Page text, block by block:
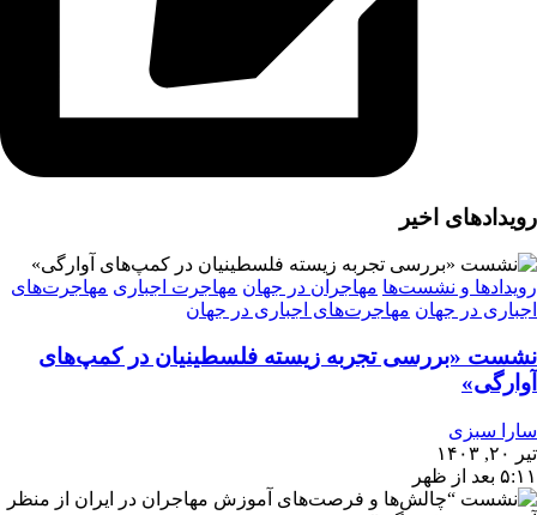
رویدادهای اخیر
رویدادها و نشست‌ها مهاجران در جهان مهاجرت اجباری مهاجرت‌های
اجباری در جهان مهاجرت‌های اجباری در جهان
نشست «بررسی تجربه‌ زیسته فلسطینیان در کمپ‌های
آوارگی»
سارا سبزی
تیر ۲۰, ۱۴۰۳
۵:۱۱ بعد از ظهر